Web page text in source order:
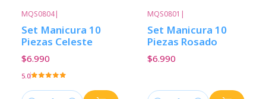
MQS0804|
Set Manicura 10
Piezas Celeste
$6.990
5.0
MQS0801 |
Set Manicura 10
Piezas Rosado
$6.990